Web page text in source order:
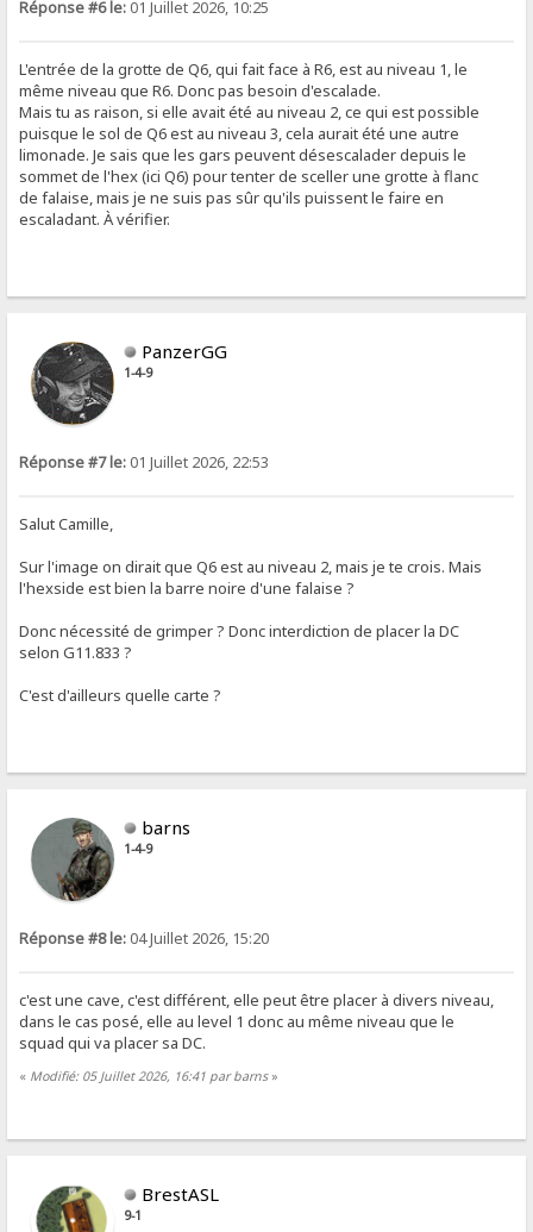
Réponse #6 le: 01 Juillet 2026, 10:25
L'entrée de la grotte de Q6, qui fait face à R6, est au niveau 1, le
même niveau que R6. Donc pas besoin d'escalade.
Mais tu as raison, si elle avait été au niveau 2, ce qui est possible
puisque le sol de Q6 est au niveau 3, cela aurait été une autre
limonade. Je sais que les gars peuvent désescalader depuis le
sommet de l'hex (ici Q6) pour tenter de sceller une grotte à flanc
de falaise, mais je ne suis pas sûr qu'ils puissent le faire en
escaladant. À vérifier.
PanzerGG
1-4-9
Réponse #7 le: 01 Juillet 2026, 22:53
Salut Camille,
Sur l'image on dirait que Q6 est au niveau 2, mais je te crois. Mais
l'hexside est bien la barre noire d'une falaise ?
Donc nécessité de grimper ? Donc interdiction de placer la DC
selon G11.833 ?
C'est d'ailleurs quelle carte ?
barns
1-4-9
Réponse #8 le: 04 Juillet 2026, 15:20
c'est une cave, c'est différent, elle peut être placer à divers niveau,
dans le cas posé, elle au level 1 donc au même niveau que le
squad qui va placer sa DC.
« Modifié: 05 Juillet 2026, 16:41 par barns»
BrestASL
9-1